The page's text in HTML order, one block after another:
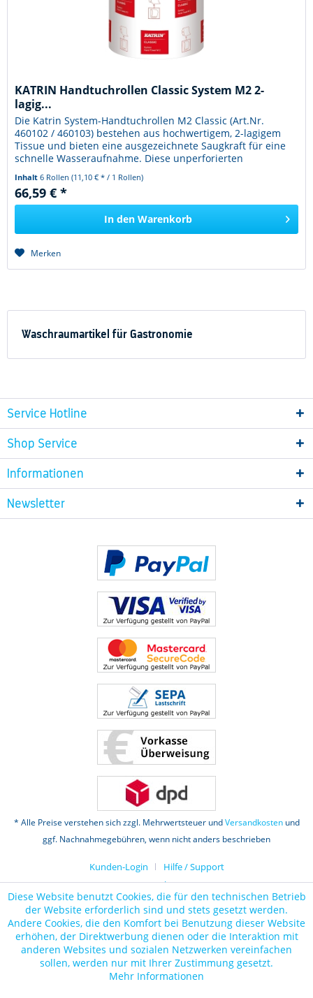
KATRIN Handtuchrollen Classic System M2 2-
lagig...
Die Katrin System-Handtuchrollen M2 Classic (Art.Nr.
460102 / 460103) bestehen aus hochwertigem, 2-lagigem
Tissue und bieten eine ausgezeichnete Saugkraft für eine
schnelle Wasseraufnahme. Diese unperforierten
Inhalt6 Rollen(11,10 € * / 1 Rollen)
66,59 € *
In den Warenkorb
Merken
Waschraumartikel für Gastronomie
Service Hotline
Shop Service
Informationen
Newsletter
* Alle Preise verstehen sich zzgl. Mehrwertsteuer undVersandkostenund
ggf. Nachnahmegebühren, wenn nicht anders beschrieben
Kunden-Login
Hilfe / Support
Datenschutz
Diese Website benutzt Cookies, die für den technischen Betrieb
der Website erforderlich sind und stets gesetzt werden.
Andere Cookies, die den Komfort bei Benutzung dieser Website
erhöhen, der Direktwerbung dienen oder die Interaktion mit
anderen Websites und sozialen Netzwerken vereinfachen
sollen, werden nur mit Ihrer Zustimmung gesetzt.
Mehr Informationen